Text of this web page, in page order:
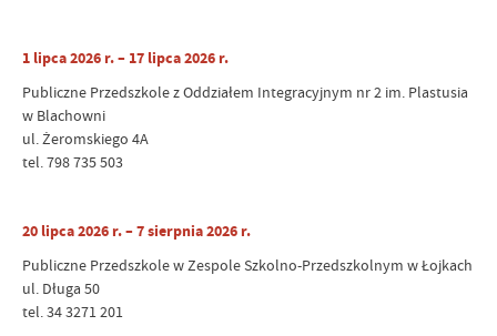
1 lipca 2026 r. – 17 lipca 2026 r.
Publiczne Przedszkole z Oddziałem Integracyjnym nr 2 im. Plastusia
w Blachowni
ul. Żeromskiego 4A
tel. 798 735 503
20 lipca 2026 r. – 7 sierpnia 2026 r.
Publiczne Przedszkole w Zespole Szkolno-Przedszkolnym w Łojkach
ul. Długa 50
tel. 34 3271 201